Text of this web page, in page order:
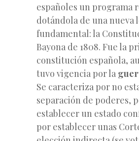
españoles un programa
dotándola de una nueva
fundamental: la
Bayona de 1808. Fue la
constitución española,
tuvo vigencia por la
Se caracteriza por no
separación de poderes,
establecer un estado
por establecer unas